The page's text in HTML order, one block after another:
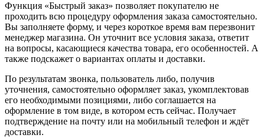
Функция «Быстрый заказ» позволяет покупателю не
проходить всю процедуру оформления заказа самостоятельно.
Вы заполняете форму, и через короткое время вам перезвонит
менеджер магазина. Он уточнит все условия заказа, ответит
на вопросы, касающиеся качества товара, его особенностей. А
также подскажет о вариантах оплаты и доставки.
По результатам звонка, пользователь либо, получив
уточнения, самостоятельно оформляет заказ, укомплектовав
его необходимыми позициями, либо соглашается на
оформление в том виде, в котором есть сейчас. Получает
подтверждение на почту или на мобильный телефон и ждёт
доставки.